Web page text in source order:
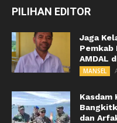
PILIHAN EDITOR
Jaga
Pemkab
AMDAL
MANSEL
Kasdam
dan